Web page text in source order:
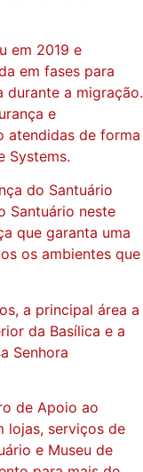
em 2019 e
em fases para
durante a migração.
e
atendidas de forma
Systems.
do Santuário
Santuário neste
que garanta uma
os ambientes que
a principal área a
da Basílica e a
Senhora
de Apoio ao
lojas, serviços de
e Museu de